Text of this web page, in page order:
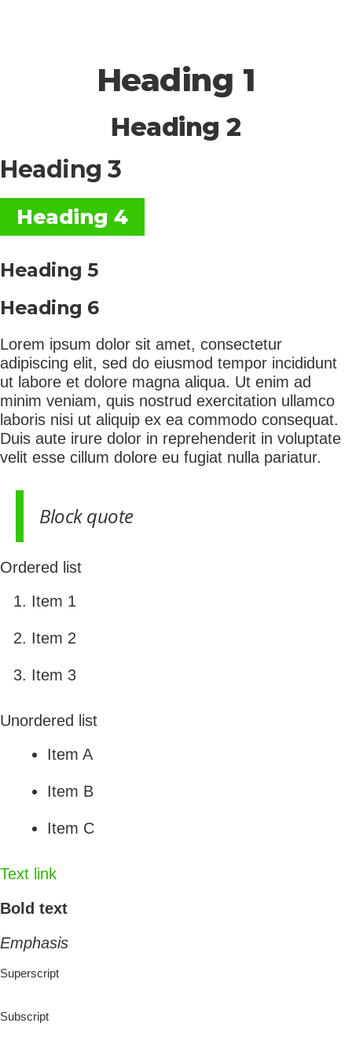
Heading 1
Heading 2
Heading 3
Heading 4
Heading 5
Heading 6
Lorem ipsum dolor sit amet, consectetur
adipiscing elit, sed do eiusmod tempor incididunt
ut labore et dolore magna aliqua. Ut enim ad
minim veniam, quis nostrud exercitation ullamco
laboris nisi ut aliquip ex ea commodo consequat.
Duis aute irure dolor in reprehenderit in voluptate
velit esse cillum dolore eu fugiat nulla pariatur.
Block quote
Ordered list
Item 1
Item 2
Item 3
Unordered list
Item A
Item B
Item C
Text link
Bold text
Emphasis
Superscript
Subscript